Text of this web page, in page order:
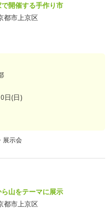
開催する手作り市
都市上京区
日(日)
展示会
山をテーマに展示
都市上京区